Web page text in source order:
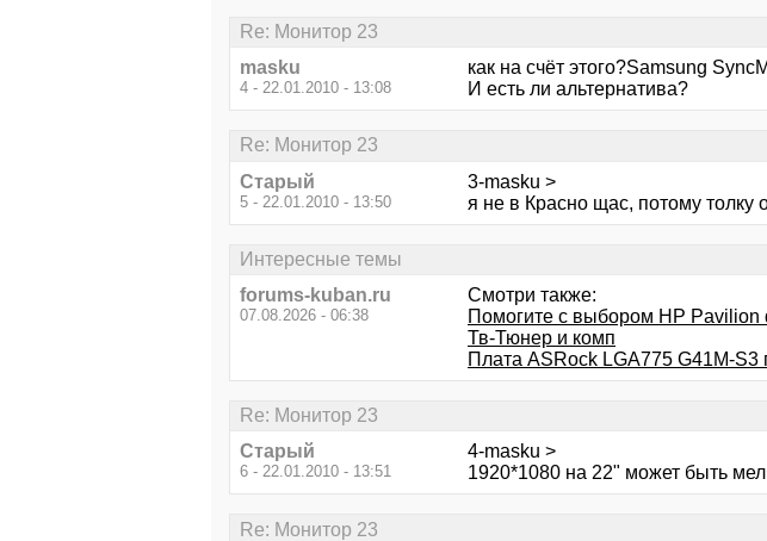
Re: Монитор 23
masku
4 - 22.01.2010 - 13:08
как на счёт этого?Samsung
И есть ли альтернатива?
Re: Монитор 23
Старый
5 - 22.01.2010 - 13:50
3-masku >
я не в Красно щас, потому толку
Интересные темы
forums-kuban.ru
07.08.2026 - 06:38
Смотри также:
Помогите с выбором HP Pavilion
Тв-Тюнер и комп
Плата ASRock LGA775 G41M-S3
Re: Монитор 23
Старый
6 - 22.01.2010 - 13:51
4-masku >
1920*1080 на 22" может быть
Re: Монитор 23